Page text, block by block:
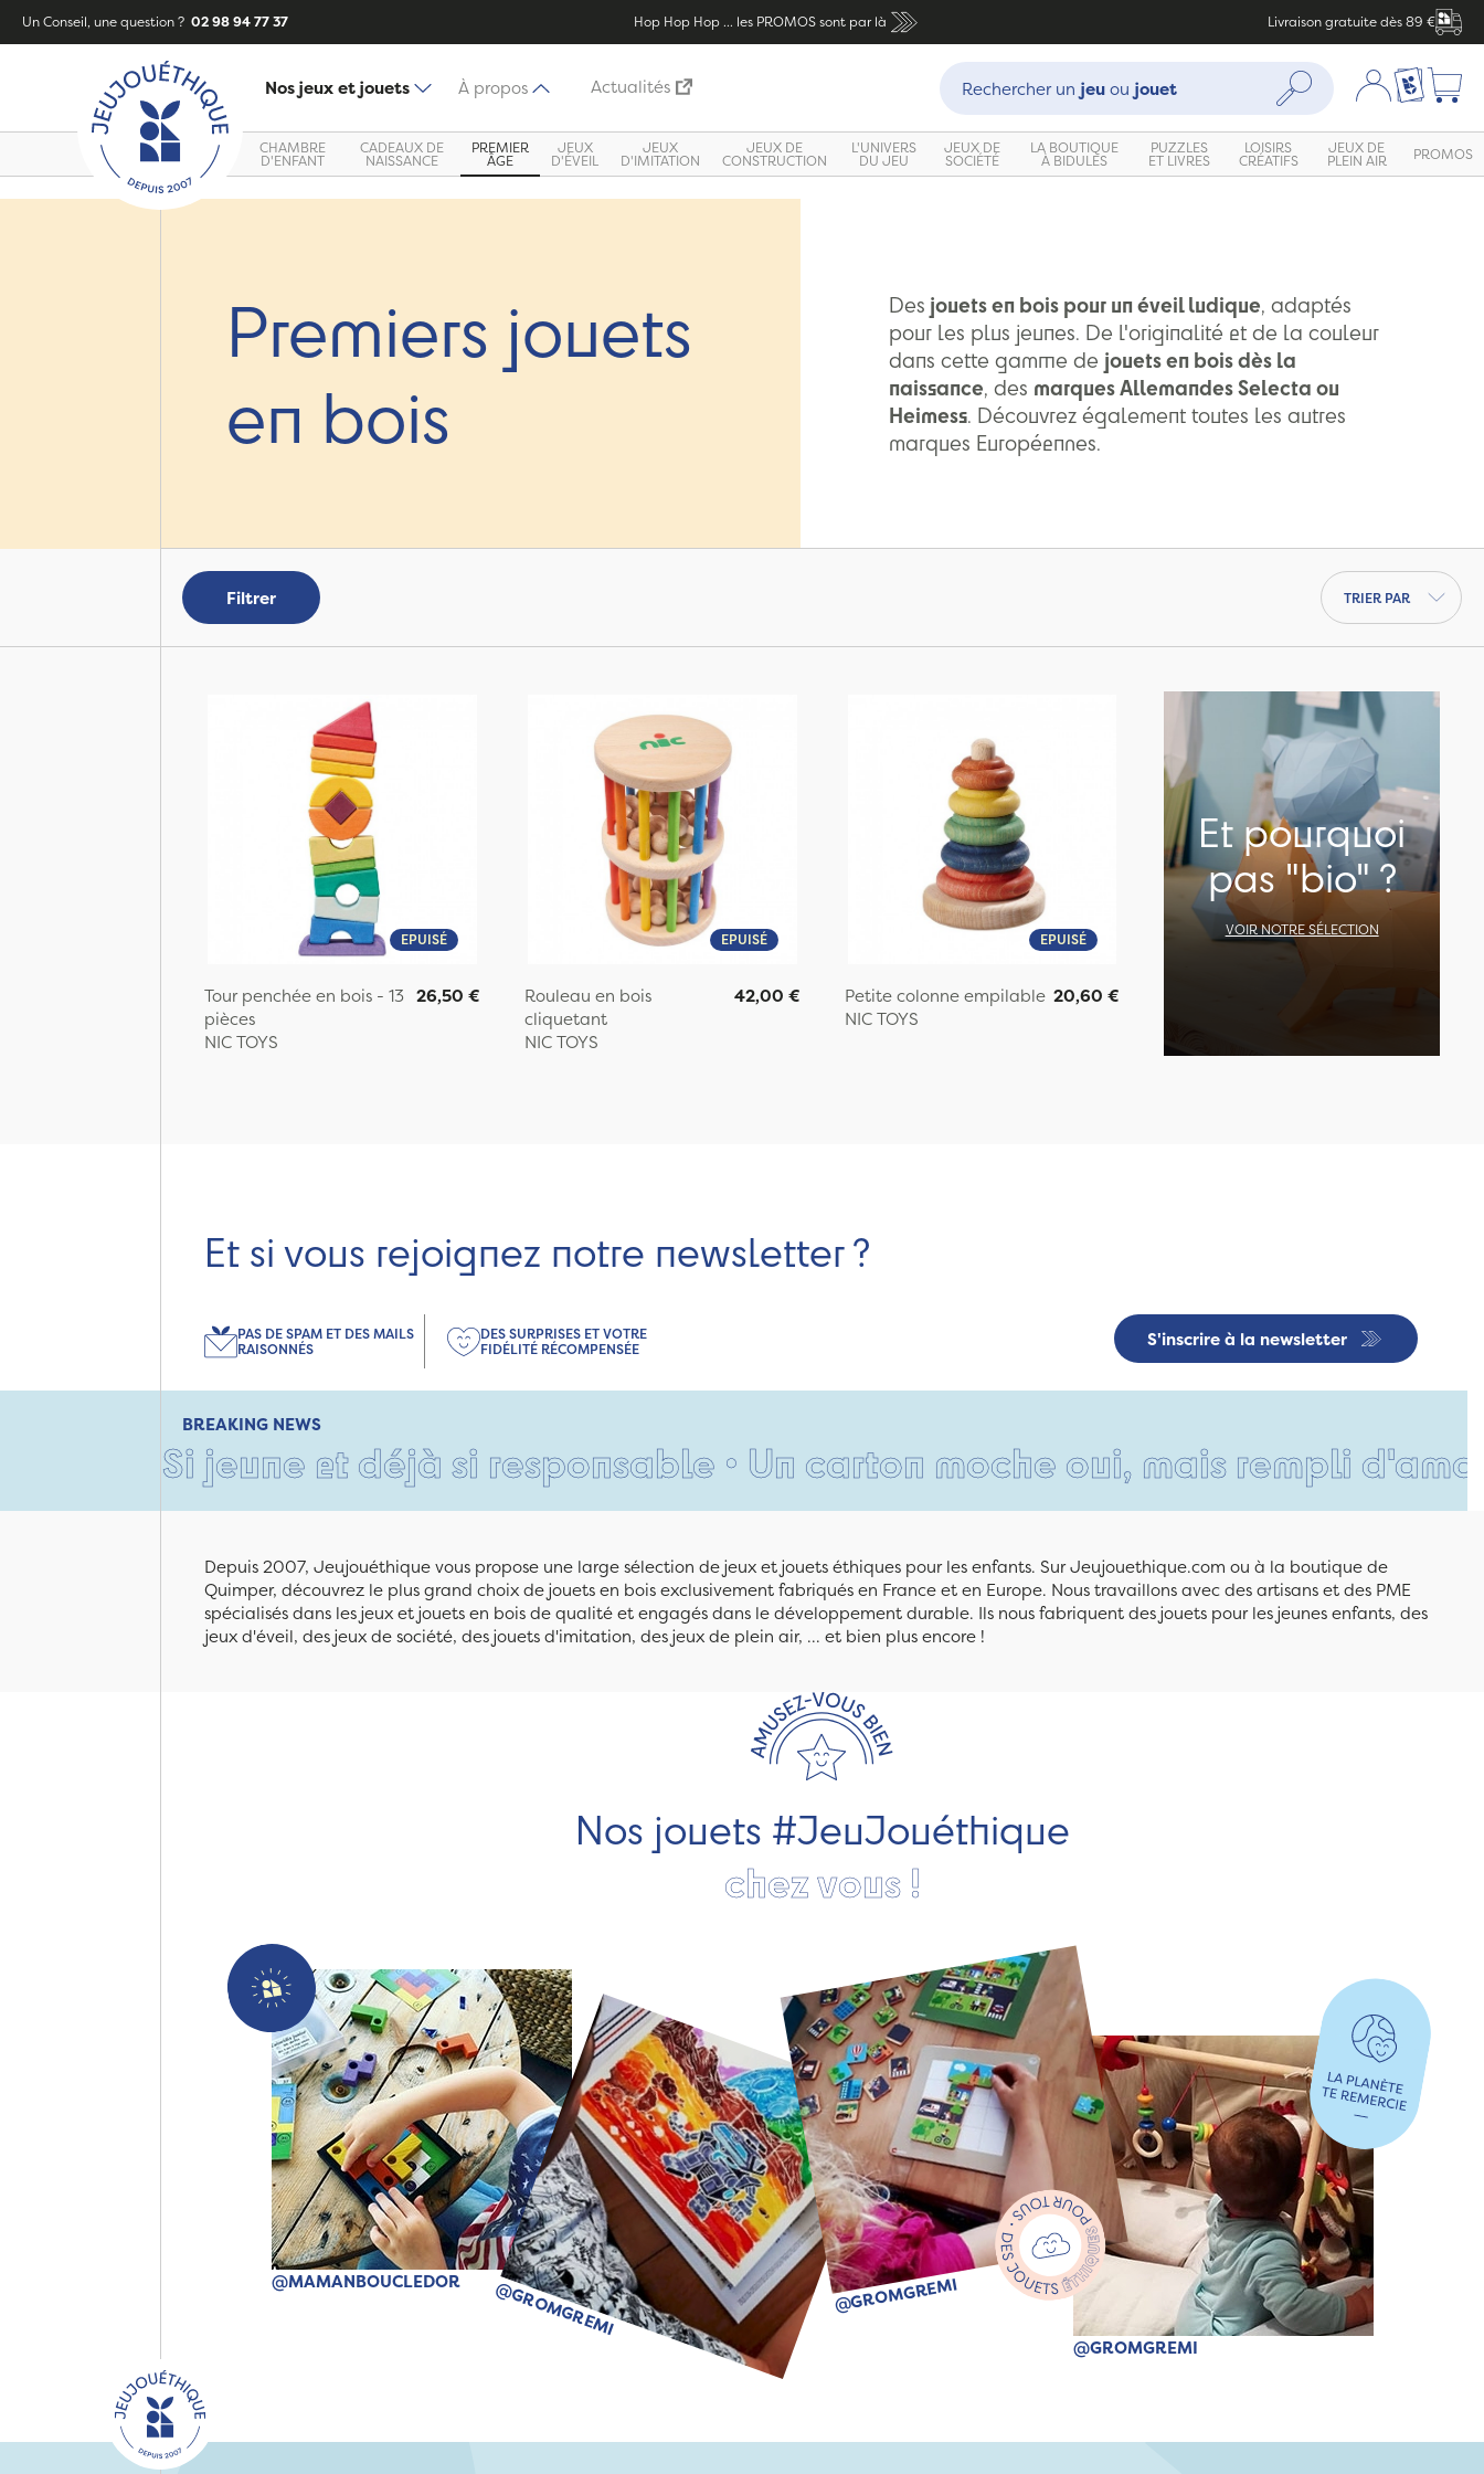
Un Conseil, une question ? 02 98 94 77 37 Hop Hop Hop ... les PROMOS sont par là Livraison gratuite dès 89 €
Nos jeux et jouets À propos Actualités
Recherche :
Rechercher un jeuou jouet Rechercher Mon compte
Ma liste
CHAMBRE
D'ENFANT
CADEAUX DE
NAISSANCE
PREMIER
ÂGE
JEUX
D'ÉVEIL
JEUX
D'IMITATION
JEUX DE
CONSTRUCTION
L'UNIVERS
DU JEU
JEUX DE
SOCIÉTÉ
LA BOUTIQUE
À BIDULES
PUZZLES
ET LIVRES
LOISIRS
CRÉATIFS
JEUX DE
PLEIN AIR PROMOS
Premiers jouets
en bois
Des jouets en bois pour un éveil ludique, adaptés
pour les plus jeunes. De l'originalité et de la couleur
dans cette gamme de jouets en bois dès la
naissance, des marques Allemandes Selecta ou
Heimess. Découvrez également toutes les autres
marques Européennes.
Filtrer
Trier par
EPUISÉ
Tour penchée en bois - 13
pièces
NIC TOYS
26,50 €
EPUISÉ
Rouleau en bois
cliquetant
NIC TOYS
42,00 €
EPUISÉ
Petite colonne empilable
NIC TOYS
20,60 €
Et pourquoi
pas "bio" ?
VOIR NOTRE SÉLECTION
Et si vous rejoignez notre newsletter ?
S'inscrire à la newsletter
PAS DE SPAM ET DES MAILS
RAISONNÉS
DES SURPRISES ET VOTRE
FIDÉLITÉ RÉCOMPENSÉE
BREAKING NEWS
Si jeune et déjà si responsable • Un carton moche oui, mais rempli d'amour •
Depuis 2007, Jeujouéthique vous propose une large sélection de jeux et jouets éthiques pour les enfants. Sur Jeujouethique.com ou à la boutique de
Quimper, découvrez le plus grand choix de jouets en bois exclusivement fabriqués en France et en Europe. Nous travaillons avec des artisans et des PME
spécialisés dans les jeux et jouets en bois de qualité et engagés dans le développement durable. Ils nous fabriquent des jouets pour les jeunes enfants, des
jeux d'éveil, des jeux de société, des jouets d'imitation, des jeux de plein air, ... et bien plus encore !
Nos jouets #JeuJouéthique
chez vous !
@MAMANBOUCLEDOR @GROMGREMI @GROMGREMI
@GROMGREMI